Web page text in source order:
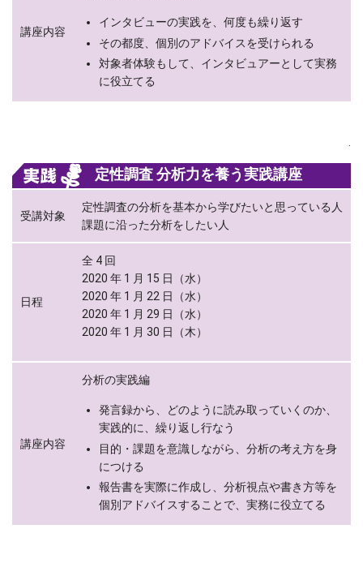
講座内容
インタビューの実践を、何度も繰り返す
その都度、個別のアドバイスを受けられる
対象者体験もして、インタビュアーとして実務
に役立てる
定性調査 分析力を養う実践講座
受講対象
定性調査の分析を基本から学びたいと思っている人
課題に沿った分析をしたい人
日程
全 4 回
2020 年 1 月 15 日（水）
2020 年 1 月 22 日（水）
2020 年 1 月 29 日（水）
2020 年 1 月 30 日（木）
講座内容
分析の実践編
発言録から、どのように読み取っていくのか、
実践的に、繰り返し行なう
目的・課題を意識しながら、分析の考え方を身
につける
報告書を実際に作成し、分析視点や書き方等を
個別アドバイスすることで、実務に役立てる